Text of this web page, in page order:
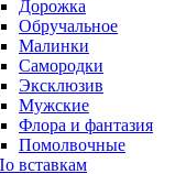
Дорожка
Обручальное
Малинки
Самородки
Эксклюзив
Мужские
Флора и фантазия
Помолвочные